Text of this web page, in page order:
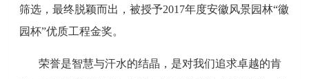
筛选，最终脱颖而出，被授予2017年度安徽风景园林“徽
园杯”优质工程金奖。
荣誉是智慧与汗水的结晶，是对我们追求卓越的肯